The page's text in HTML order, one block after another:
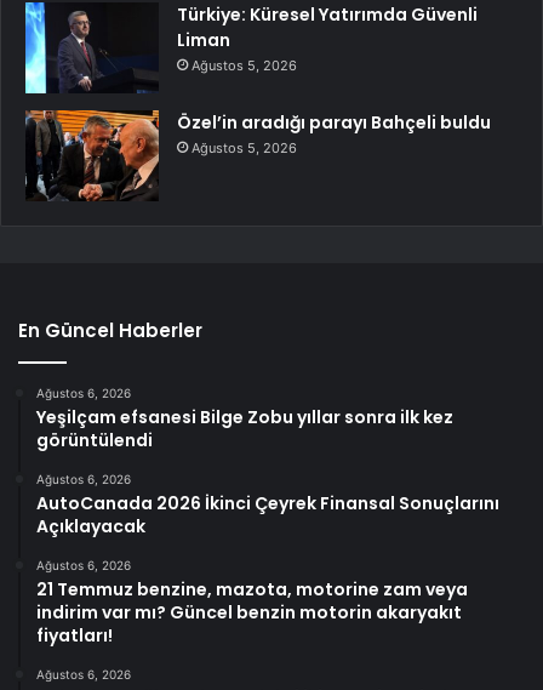
Türkiye: Küresel Yatırımda Güvenli
Liman
Ağustos 5, 2026
Özel’in aradığı parayı Bahçeli buldu
Ağustos 5, 2026
En Güncel Haberler
Ağustos 6, 2026
Yeşilçam efsanesi Bilge Zobu yıllar sonra ilk kez
görüntülendi
Ağustos 6, 2026
AutoCanada 2026 İkinci Çeyrek Finansal Sonuçlarını
Açıklayacak
Ağustos 6, 2026
21 Temmuz benzine, mazota, motorine zam veya
indirim var mı? Güncel benzin motorin akaryakıt
fiyatları!
Ağustos 6, 2026